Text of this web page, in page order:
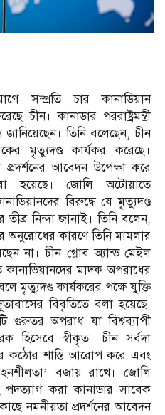
সম্প্রতি চার কানাডিয়ান
চীন। কানাডার পররাষ্ট্রমন্ত্রী
তিনি বলেছেন, চীন
মৃত্যুদণ্ড কার্যকর করেছে।
আবেদন উপেক্ষা করে
হয়েছে। জোলি অটোয়াতে
বিরুদ্ধে যে মৃত্যুদণ্ড
নিন্দা জানাই। তিনি বলেন,
অনুরোধের কারণে তিনি মামলার
না। চীন গ্লোব অ্যান্ড মেইল
কানাডিয়ানদের মাদক অপরাধের
মৃত্যুদণ্ড কার্যকরের পক্ষে যুক্তি
বিবৃতিতে বলা হয়েছে,
গুরুতর অপরাধ যা বিশ্বব্যাপী
হিসেবে স্বীকৃত। চীন সর্বদা
কঠোর শাস্তি আরোপ করে এবং
বজায় রাখে। জোলি
করা কানাডার সাবেক
কাছে নমনীয়তা প্রদর্শনের আবেদন